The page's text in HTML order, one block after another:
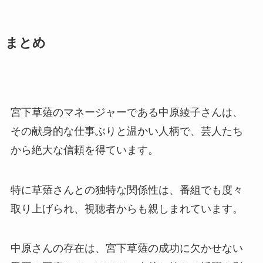
まとめ
宮下草薙のマネージャーである中原綾子さんは、
その献身的な仕事ぶりと温かい人柄で、芸人たち
から絶大な信頼を得ています。
特に草薙さんとの独特な関係性は、番組でも度々
取り上げられ、視聴者からも親しまれています。
中原さんの存在は、宮下草薙の成功に欠かせない